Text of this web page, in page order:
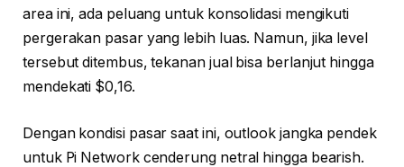
area ini, ada peluang untuk konsolidasi mengikuti
pergerakan pasar yang lebih luas. Namun, jika level
tersebut ditembus, tekanan jual bisa berlanjut hingga
mendekati $0,16.
Dengan kondisi pasar saat ini, outlook jangka pendek
untuk Pi Network cenderung netral hingga bearish.